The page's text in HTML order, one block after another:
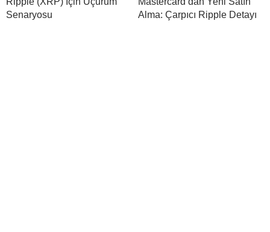
Senaryosu
Alma: Çarpıcı Ripple Detayı